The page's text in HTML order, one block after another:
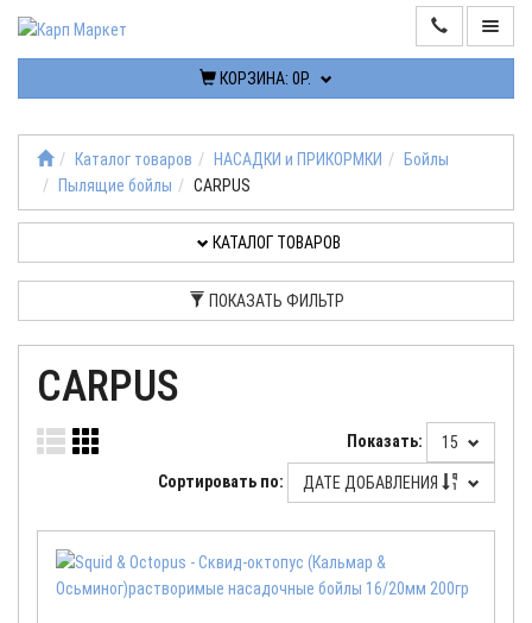
КОРЗИНА: 0Р.
КОНТАКТЫ
КАТАЛОГ
ТОВАРОВ
ПОСТУПЛЕНИЯ
Каталог товаров НАСАДКИ и ПРИКОРМКИ
Бойлы
Пылящие бойлы
CARPUS
КАТАЛОГ ТОВАРОВ
ПОКАЗАТЬ ФИЛЬТР
CARPUS
Показать: 15
Сортировать по: ДАТЕ ДОБАВЛЕНИЯ